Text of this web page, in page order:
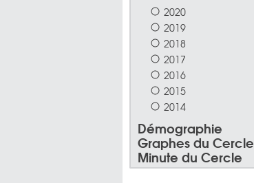
2020
2019
2018
2017
2016
2015
2014
Démographie
Graphes du Cercle
Minute du Cercle